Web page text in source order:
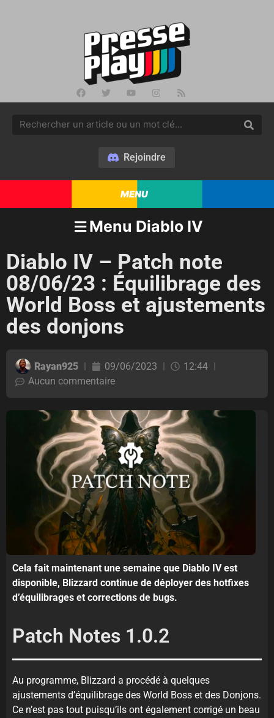
Rejoindre
MENU
Menu Diablo IV
Diablo IV – Patch note
08/06/23 : Équilibrage des
World Boss et ajustements
des donjons
Rayan925 09/06/2023
12:44
Aucun commentaire
Cela fait maintenant une semaine que Diablo IV est
disponible, Blizzard continue de déployer des hotfixes
d’équilibrages et corrections de bugs.
Patch Notes 1.0.2
Au programme, Blizzard a procédé à quelques
ajustements d’équilibrage des World Boss et des Donjons.
Ce n’est pas tout puisqu’ils ont également corrigé un beau